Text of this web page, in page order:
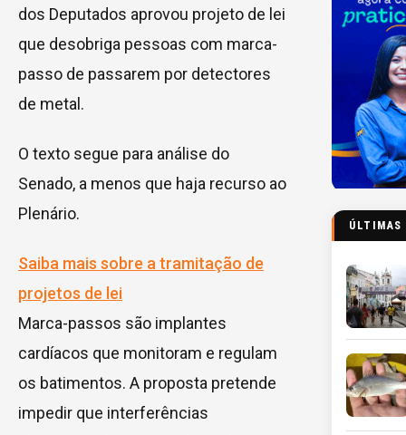
dos Deputados aprovou projeto de lei
que desobriga pessoas com marca-
passo de passarem por detectores
de metal.
O texto segue para análise do
Senado, a menos que haja recurso ao
Plenário.
Saiba mais sobre a tramitação de
projetos de lei
Marca-passos são implantes
cardíacos que monitoram e regulam
os batimentos. A proposta pretende
impedir que interferências